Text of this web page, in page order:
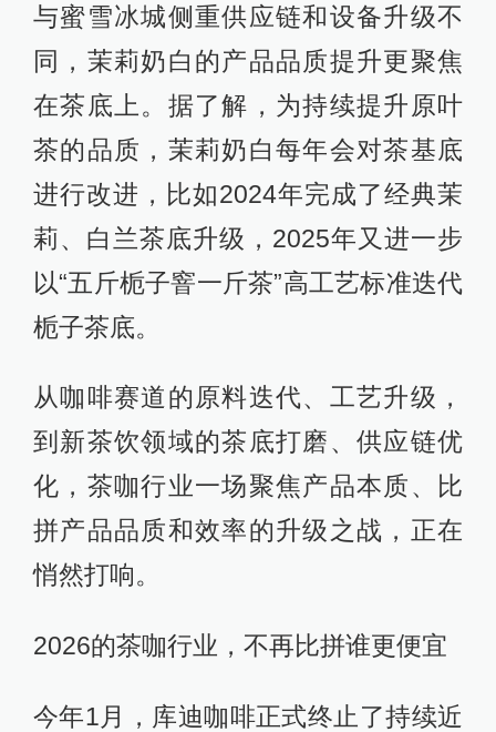
与蜜雪冰城侧重供应链和设备升级不
同，茉莉奶白的产品品质提升更聚焦
在茶底上。据了解，为持续提升原叶
茶的品质，茉莉奶白每年会对茶基底
进行改进，比如2024年完成了经典茉
莉、白兰茶底升级，2025年又进一步
以“五斤栀子窨一斤茶”高工艺标准迭代
栀子茶底。
从咖啡赛道的原料迭代、工艺升级，
到新茶饮领域的茶底打磨、供应链优
化，茶咖行业一场聚焦产品本质、比
拼产品品质和效率的升级之战，正在
悄然打响。
2026的茶咖行业，不再比拼谁更便宜
今年1月，库迪咖啡正式终止了持续近